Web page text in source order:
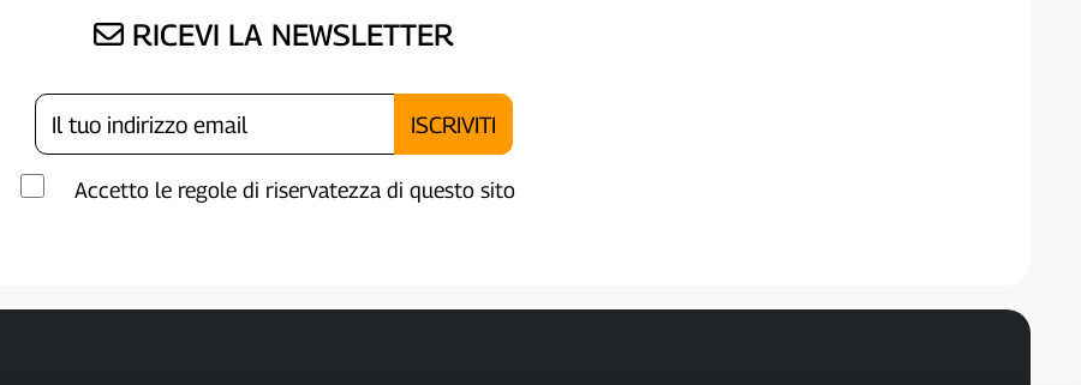
RICEVI LA NEWSLETTER
Accetto le regole di riservatezza di questo sito